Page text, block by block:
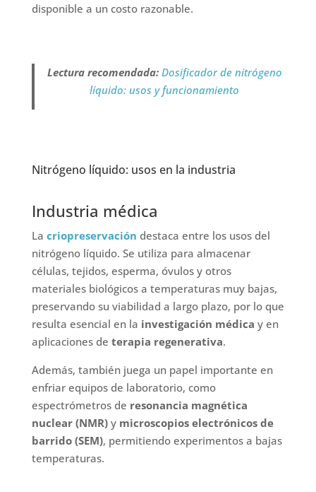
disponible a un costo razonable.
Lectura recomendada: Dosificador de nitrógeno
líquido: usos y funcionamiento
Nitrógeno líquido: usos en la industria
Industria médica
La criopreservación destaca entre los usos del
nitrógeno líquido. Se utiliza para almacenar
células, tejidos, esperma, óvulos y otros
materiales biológicos a temperaturas muy bajas,
preservando su viabilidad a largo plazo, por lo que
resulta esencial en la investigación médica y en
aplicaciones de terapia regenerativa.
Además, también juega un papel importante en
enfriar equipos de laboratorio, como
espectrómetros de resonancia magnética
nuclear (NMR)y microscopios electrónicos de
barrido (SEM), permitiendo experimentos a bajas
temperaturas.